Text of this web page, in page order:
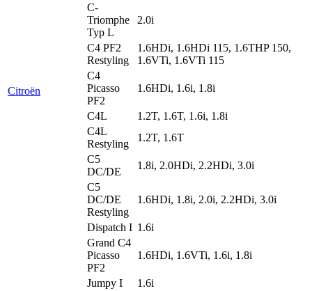
Citroën
C-
Triomphe
Typ L
2.0i
C4 PF2
Restyling
1.6HDi, 1.6HDi 115, 1.6THP 150,
1.6VTi, 1.6VTi 115
C4
Picasso
PF2
1.6HDi, 1.6i, 1.8i
C4L
1.2T, 1.6T, 1.6i, 1.8i
C4L
Restyling
1.2T, 1.6T
C5
DC/DE
1.8i, 2.0HDi, 2.2HDi, 3.0i
C5
DC/DE
Restyling
1.6HDi, 1.8i, 2.0i, 2.2HDi, 3.0i
Dispatch I 1.6i
Grand C4
Picasso
PF2
1.6HDi, 1.6VTi, 1.6i, 1.8i
Jumpy I
1.6i